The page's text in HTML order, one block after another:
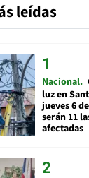
leídas
Nacional
luz en
jueves 6
serán 11
afectadas